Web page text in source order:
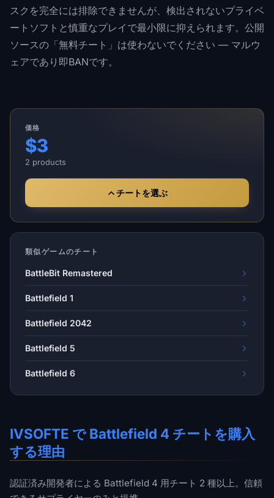
スクを完全には排除できませんが、検出されないプライベ
ートソフトと慎重なプレイで最小限に抑えられます。公開
ソースの「無料チート」は使わないでください — マルウ
ェアであり即BANです。
価格
$3
2 products
チートを選ぶ
類似ゲームのチート
BattleBit Remastered
Battlefield 1
Battlefield 2042
Battlefield 5
Battlefield 6
IVSOFTE で Battlefield 4 チートを購入
する理由
認証済み開発者による Battlefield 4 用チート 2 種以上。信頼